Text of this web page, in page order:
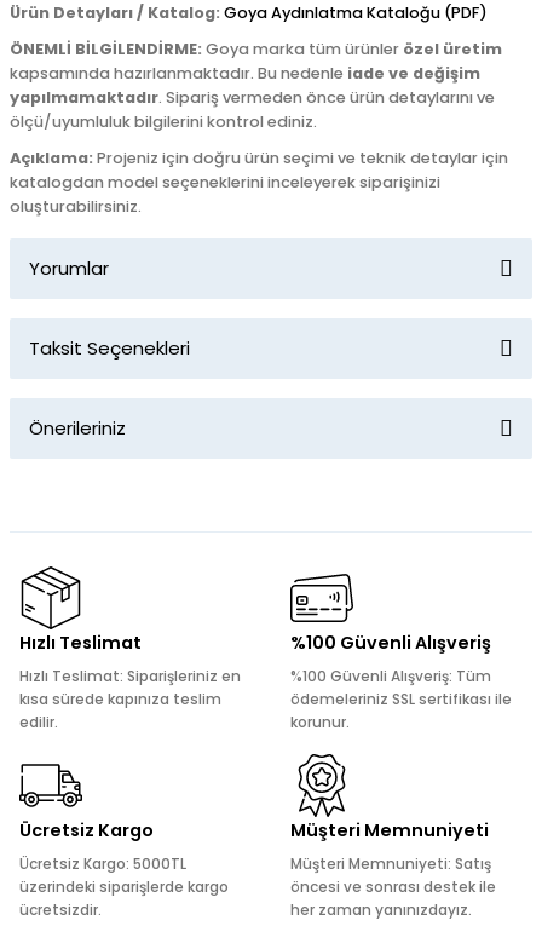
Ürün Detayları / Katalog: Goya Aydınlatma Kataloğu (PDF)
ÖNEMLİ BİLGİLENDİRME: Goya marka tüm ürünler özel üretim
kapsamında hazırlanmaktadır. Bu nedenle iade ve değişim
yapılmamaktadır. Sipariş vermeden önce ürün detaylarını ve
ölçü/uyumluluk bilgilerini kontrol ediniz.
Açıklama: Projeniz için doğru ürün seçimi ve teknik detaylar için
katalogdan model seçeneklerini inceleyerek siparişinizi
oluşturabilirsiniz.
Yorumlar
Taksit Seçenekleri
Önerileriniz
kullanarak tarafımıza iletebilirsiniz.
Görüş ve önerileriniz için teşekkür ederiz.
Ürün resmi kalitesiz, bozuk veya görüntülenemiyor.
Ürün bilgilerinde hatalar bulunuyor.
Ürün fiyatı diğer sitelerden daha pahalı.
Bu ürüne benzer farklı alternatifler olmalı.
Hızlı Teslimat
Hızlı Teslimat: Siparişleriniz en
kısa sürede kapınıza teslim
edilir.
%100 Güvenli Alışveriş
%100 Güvenli Alışveriş: Tüm
ödemeleriniz SSL sertifikası ile
korunur.
Ücretsiz Kargo
Ücretsiz Kargo: 5000TL
üzerindeki siparişlerde kargo
ücretsizdir.
Müşteri Memnuniyeti
Müşteri Memnuniyeti: Satış
öncesi ve sonrası destek ile
her zaman yanınızdayız.